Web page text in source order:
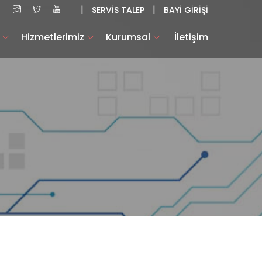
| SERVİS TALEP | BAYİ GİRİŞİ
Hizmetlerimiz Kurumsal İletişim